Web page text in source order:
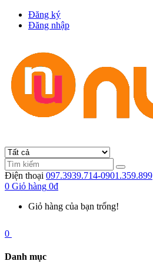
Đăng ký
Đăng nhập
Điện thoại 097.3939.714-0901.359.899
0 Giỏ hàng 0đ
Giỏ hàng của bạn trống!
0
Danh mục